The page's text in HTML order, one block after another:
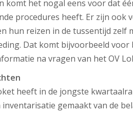
komt het nogal eens voor dat
procedures heeft. Er zijn ook
hun reizen in de tussentijd zelf
Dat komt bijvoorbeeld voor
na vragen van het OV
heeft in de jongste
inventarisatie gemaakt van de